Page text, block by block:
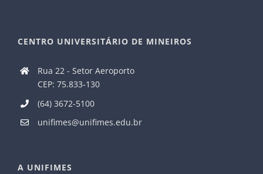
CENTRO UNIVERSITÁRIO DE MINEIROS
Rua 22 - Setor Aeroporto
CEP: 75.833-130
(64) 3672-5100
unifimes@unifimes.edu.br
A UNIFIMES